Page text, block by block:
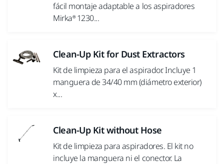
fácil montaje adaptable a los aspiradores
Mirka® 1230...
Clean-Up Kit for Dust Extractors
Kit de limpieza para el aspirador. Incluye 1
manguera de 34/40 mm (diámetro exterior)
x...
Clean-Up Kit without Hose
Kit de limpieza para aspiradores. El kit no
incluye la manguera ni el conector. La